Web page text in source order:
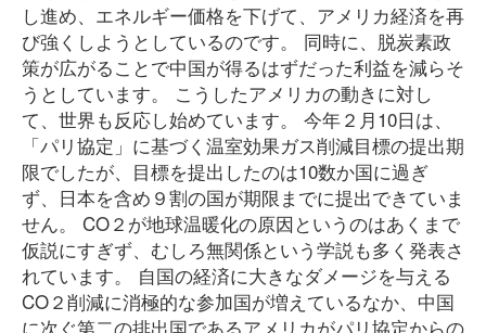
し進め、エネルギー価格を下げて、アメリカ経済を再
び強くしようとしているのです。 同時に、脱炭素政
策が広がることで中国が得るはずだった利益を減らそ
うとしています。 こうしたアメリカの動きに対し
て、世界も反応し始めています。 今年２月10日は、
「パリ協定」に基づく温室効果ガス削減目標の提出期
限でしたが、目標を提出したのは10数か国に過ぎ
ず、日本を含め９割の国が期限までに提出できていま
せん。 CO２が地球温暖化の原因というのはあくまで
仮説にすぎず、むしろ無関係という学説も多く発表さ
れています。 自国の経済に大きなダメージを与える
CO２削減に消極的な参加国が増えているなか、中国
に次ぐ第二の排出国であるアメリカがパリ協定からの